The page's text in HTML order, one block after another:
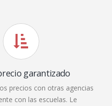
garantizado
precios con otras agencias
con las escuelas. Le